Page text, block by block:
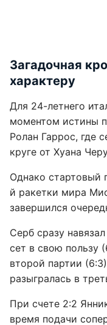
Загадочная
характеру
Для 24-летнего
моментом истины
Ролан Гаррос, где
круге от Хуана
Однако стартовый
й ракетки мира
завершился
Серб сразу
сет в свою пользу
второй партии
разыгралась в
При счете 2:2
время подачи